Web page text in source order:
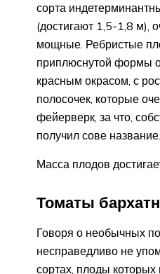
сорта
(достигают 1,5-1,8 м),
мощные. Ребристые
приплюснутой формы
красным окрасом, с
полосочек, которые
фейерверк, за что,
получил сове название.
Масса плодов
Томаты
Говоря о необычных
несправедливо не
сортах, плоды